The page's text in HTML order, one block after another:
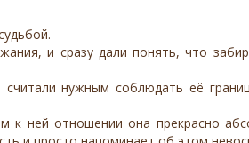
и сразу дали понять, что
нужным соблюдать её
к ней отношении она прекрасно